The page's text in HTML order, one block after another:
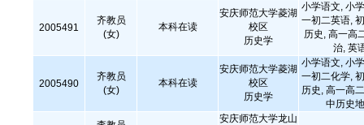
2005491
齐教员
(女)
本科在读
安庆师范大学菱湖
校区
历史学
小学语文, 小
一初二英语,
历史, 高一高
治, 英
2005490
齐教员
(女)
本科在读
安庆师范大学菱湖
校区
历史学
小学语文, 小
一初二化学,
历史, 高一高
中历史
安庆师范大学龙山